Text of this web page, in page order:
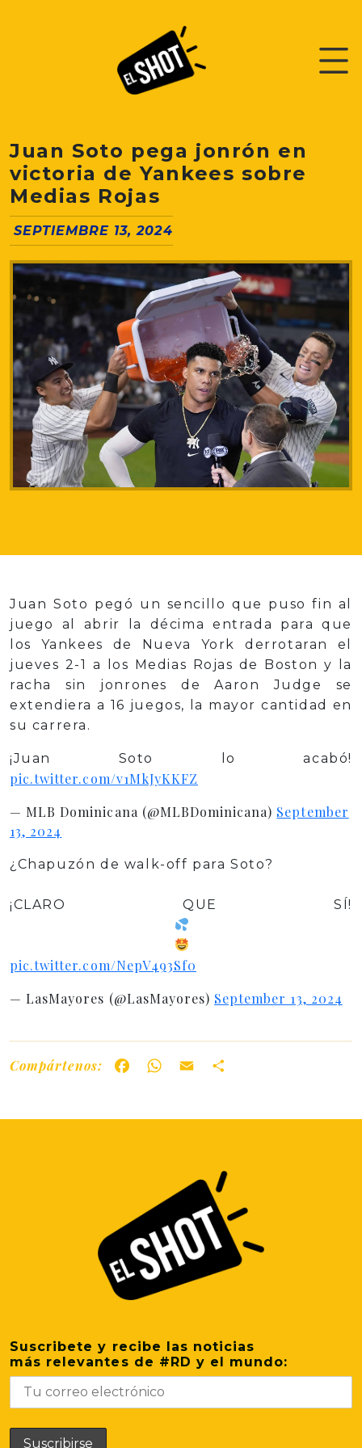
Juan Soto pega jonrón en
victoria de Yankees sobre
Medias Rojas
SEPTIEMBRE 13, 2024
Juan Soto pegó un sencillo que puso fin al
juego al abrir la décima entrada para que
los Yankees de Nueva York derrotaran el
jueves 2-1 a los Medias Rojas de Boston y la
racha sin jonrones de Aaron Judge se
extendiera a 16 juegos, la mayor cantidad en
su carrera.
¡Juan Soto lo acabó!
pic.twitter.com/v1MkJyKKFZ
— MLB Dominicana (@MLBDominicana) September
13, 2024
¿Chapuzón de walk-off para Soto?
¡CLARO QUE SÍ!
pic.twitter.com/NepV493Sf0
— LasMayores (@LasMayores) September 13, 2024
Compártenos: FacebookWhatsApp
Email
Suscribete y recibe las noticias
más relevantes de #RD y el mundo: